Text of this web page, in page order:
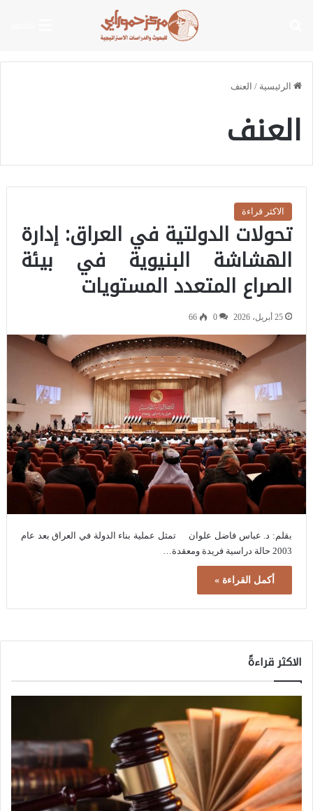
الرئيسية / العنف
العنف
الاكثر قراءة
تحولات الدولتية في العراق: إدارة
الهشاشة البنيوية في بيئة
الصراع المتعدد المستويات
25 أبريل، 2026 0
66
بقلم: د. عباس فاضل علوان تمثل عملية بناء الدولة في العراق بعد عام
2003 حالة دراسية فريدة ومعقدة…
أكمل القراءة »
الاكثر قراءةً